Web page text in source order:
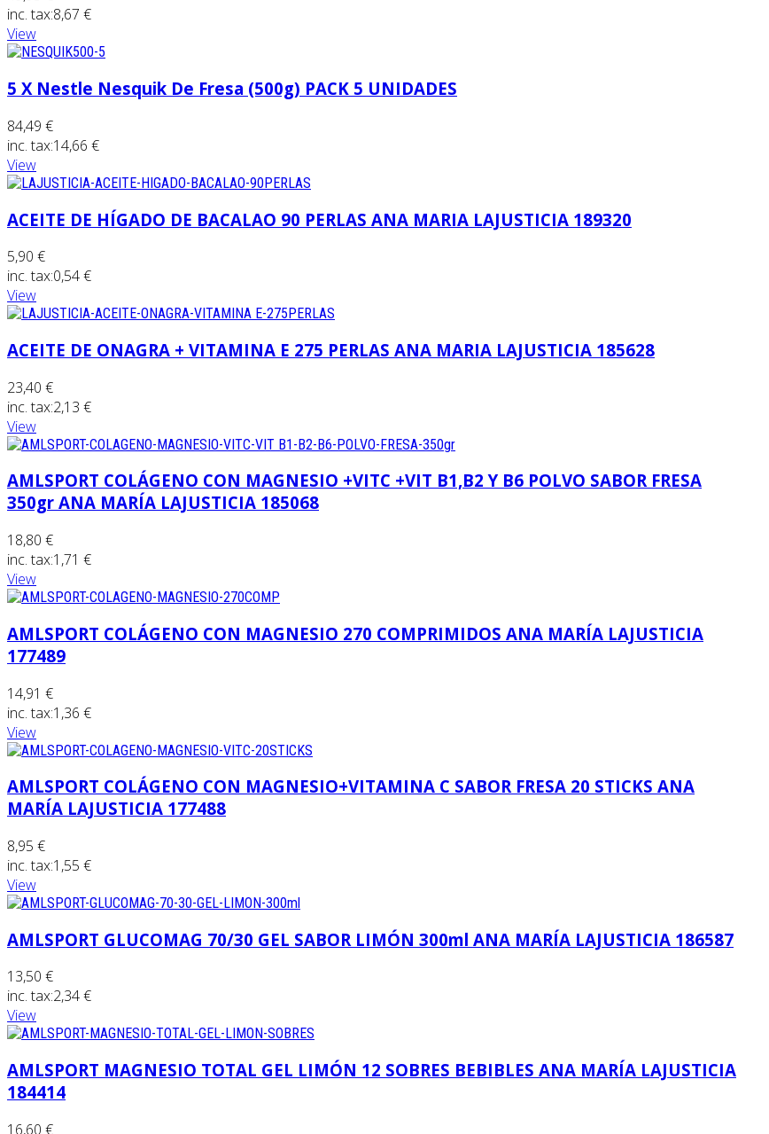
inc. tax:8,67 €
View
5 X Nestle Nesquik De Fresa (500g) PACK 5 UNIDADES
84,49 €
inc. tax:14,66 €
View
ACEITE DE HÍGADO DE BACALAO 90 PERLAS ANA MARIA LAJUSTICIA 189320
5,90 €
inc. tax:0,54 €
View
ACEITE DE ONAGRA + VITAMINA E 275 PERLAS ANA MARIA LAJUSTICIA 185628
23,40 €
inc. tax:2,13 €
View
AMLSPORT COLÁGENO CON MAGNESIO +VITC +VIT B1,B2 Y B6 POLVO SABOR FRESA
350gr ANA MARÍA LAJUSTICIA 185068
18,80 €
inc. tax:1,71 €
View
AMLSPORT COLÁGENO CON MAGNESIO 270 COMPRIMIDOS ANA MARÍA LAJUSTICIA
177489
14,91 €
inc. tax:1,36 €
View
AMLSPORT COLÁGENO CON MAGNESIO+VITAMINA C SABOR FRESA 20 STICKS ANA
MARÍA LAJUSTICIA 177488
8,95 €
inc. tax:1,55 €
View
AMLSPORT GLUCOMAG 70/30 GEL SABOR LIMÓN 300ml ANA MARÍA LAJUSTICIA 186587
13,50 €
inc. tax:2,34 €
View
AMLSPORT MAGNESIO TOTAL GEL LIMÓN 12 SOBRES BEBIBLES ANA MARÍA LAJUSTICIA
184414
16,60 €